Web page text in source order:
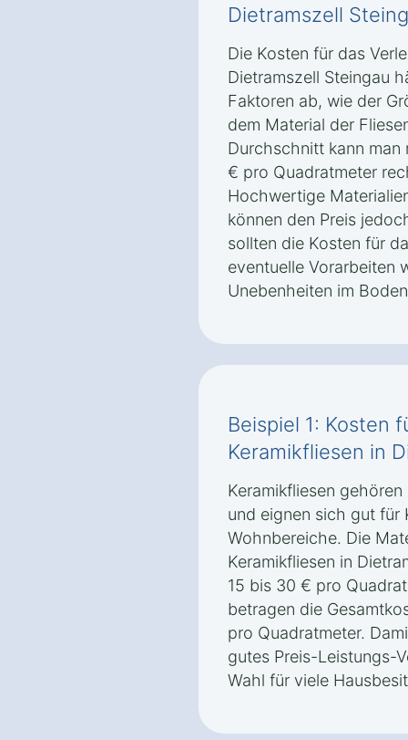
Dietramszell
Die Kosten für das
Dietramszell Steingau
Faktoren ab, wie der
dem Material der
Durchschnitt kann
€ pro Quadratmeter
Hochwertige
können den Preis
sollten die Kosten für
eventuelle Vorarbeiten
Unebenheiten im
Beispiel 1: Kosten
Keramikfliesen in
Keramikfliesen
und eignen sich gut für
Wohnbereiche. Die
Keramikfliesen in
15 bis 30 € pro
betragen die
pro Quadratmeter.
gutes Preis-Leistungs-
Wahl für viele